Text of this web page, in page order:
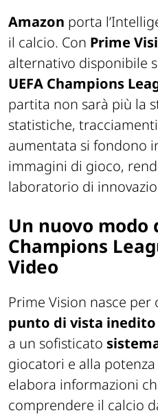
Amazon porta
il calcio. Con Prime
alternativo disponibile
UEFA Champions
partita non sarà più la
statistiche,
aumentata si fondono
immagini di gioco,
laboratorio di
Un nuovo modo
Champions
Video
Prime Vision nasce
punto di vista
a un sofisticato
giocatori e alla potenza
elabora informazioni
comprendere il calcio